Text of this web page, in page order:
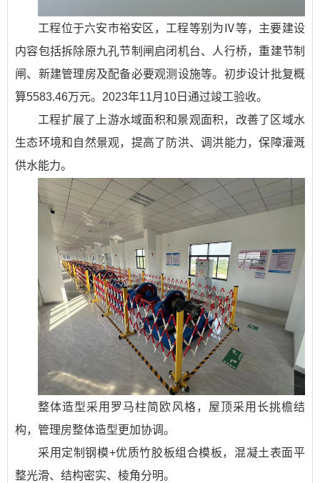
工程位于六安市裕安区，工程等别为Ⅳ等，主要建设
内容包括拆除原九孔节制闸启闭机台、人行桥，重建节制
闸、新建管理房及配备必要观测设施等。初步设计批复概
算5583.46万元。2023年11月10日通过竣工验收。
工程扩展了上游水域面积和景观面积，改善了区域水
生态环境和自然景观，提高了防洪、调洪能力，保障灌溉
供水能力。
整体造型采用罗马柱简欧风格，屋顶采用长挑檐结
构，管理房整体造型更加协调。
采用定制钢模+优质竹胶板组合模板，混凝土表面平
整光滑、结构密实、棱角分明。